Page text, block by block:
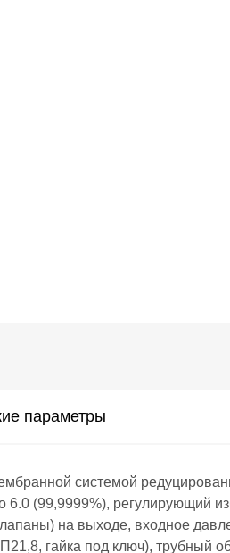
параметры
системой
6.0 (99,9999%), регулирующий
на выходе, входное
гайка под ключ),